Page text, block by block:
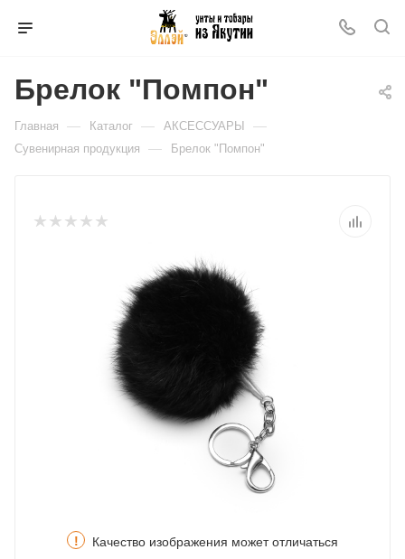
Брелок "Помпон"
Главная — Каталог — АКСЕССУАРЫ —
Сувенирная продукция — Брелок "Помпон"
! Качество изображения может отличаться